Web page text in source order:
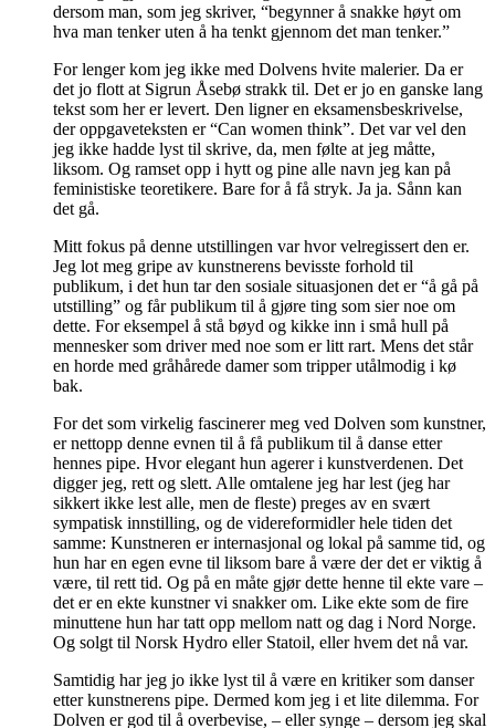
dersom man, som jeg skriver, “begynner å snakke høyt om
hva man tenker uten å ha tenkt gjennom det man tenker.”
For lenger kom jeg ikke med Dolvens hvite malerier. Da er
det jo flott at Sigrun Åsebø strakk til. Det er jo en ganske lang
tekst som her er levert. Den ligner en eksamensbeskrivelse,
der oppgaveteksten er “Can women think”. Det var vel den
jeg ikke hadde lyst til skrive, da, men følte at jeg måtte,
liksom. Og ramset opp i hytt og pine alle navn jeg kan på
feministiske teoretikere. Bare for å få stryk. Ja ja. Sånn kan
det gå.
Mitt fokus på denne utstillingen var hvor velregissert den er.
Jeg lot meg gripe av kunstnerens bevisste forhold til
publikum, i det hun tar den sosiale situasjonen det er “å gå på
utstilling” og får publikum til å gjøre ting som sier noe om
dette. For eksempel å stå bøyd og kikke inn i små hull på
mennesker som driver med noe som er litt rart. Mens det står
en horde med gråhårede damer som tripper utålmodig i kø
bak.
For det som virkelig fascinerer meg ved Dolven som kunstner,
er nettopp denne evnen til å få publikum til å danse etter
hennes pipe. Hvor elegant hun agerer i kunstverdenen. Det
digger jeg, rett og slett. Alle omtalene jeg har lest (jeg har
sikkert ikke lest alle, men de fleste) preges av en svært
sympatisk innstilling, og de videreformidler hele tiden det
samme: Kunstneren er internasjonal og lokal på samme tid, og
hun har en egen evne til liksom bare å være der det er viktig å
være, til rett tid. Og på en måte gjør dette henne til ekte vare –
det er en ekte kunstner vi snakker om. Like ekte som de fire
minuttene hun har tatt opp mellom natt og dag i Nord Norge.
Og solgt til Norsk Hydro eller Statoil, eller hvem det nå var.
Samtidig har jeg jo ikke lyst til å være en kritiker som danser
etter kunstnerens pipe. Dermed kom jeg i et lite dilemma. For
Dolven er god til å overbevise, – eller synge – dersom jeg skal